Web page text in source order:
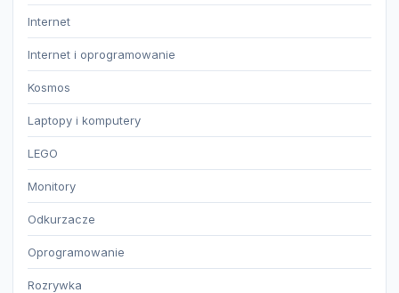
Internet
Internet i oprogramowanie
Kosmos
Laptopy i komputery
LEGO
Monitory
Odkurzacze
Oprogramowanie
Rozrywka